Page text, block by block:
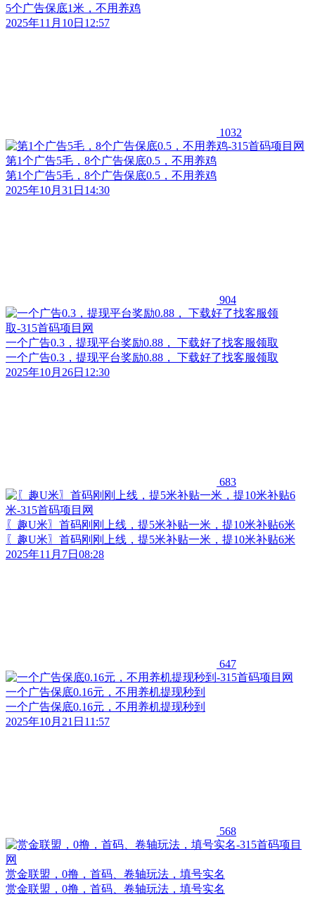
5个广告保底1米，不用养鸡
2025年11月10日12:57
1032
第1个广告5毛，8个广告保底0.5，不用养鸡
第1个广告5毛，8个广告保底0.5，不用养鸡
2025年10月31日14:30
904
一个广告0.3，提现平台奖励0.88， 下载好了找客服领取
一个广告0.3，提现平台奖励0.88， 下载好了找客服领取
2025年10月26日12:30
683
〖趣U米〗首码刚刚上线，提5米补贴一米，提10米补贴6米
〖趣U米〗首码刚刚上线，提5米补贴一米，提10米补贴6米
2025年11月7日08:28
647
一个广告保底0.16元，不用养机提现秒到
一个广告保底0.16元，不用养机提现秒到
2025年10月21日11:57
568
赏金联盟，0撸，首码、卷轴玩法，填号实名
赏金联盟，0撸，首码、卷轴玩法，填号实名